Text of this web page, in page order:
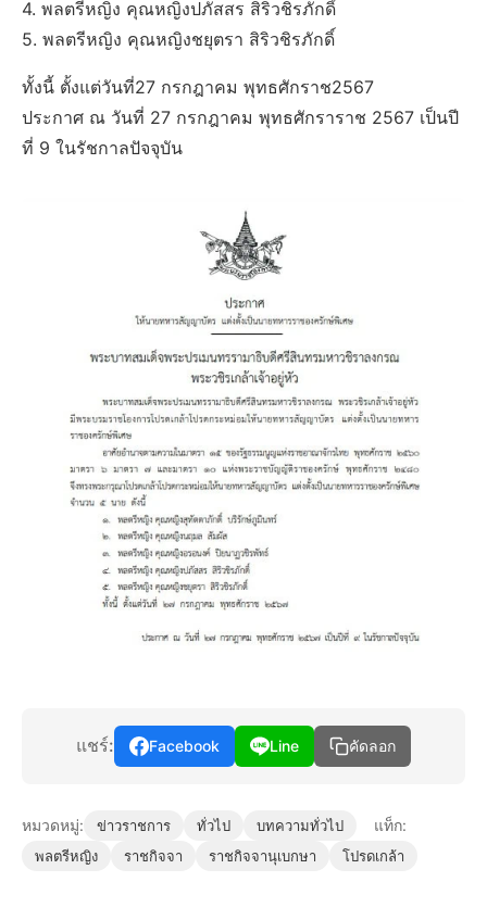
4. พลตรีหญิง คุณหญิงปภัสสร สิริวชิรภักดิ์
5. พลตรีหญิง คุณหญิงชยุตรา สิริวชิรภักดิ์
ทั้งนี้ ตั้งแต่วันที่27 กรกฎาคม พุทธศักราช2567
ประกาศ ณ วันที่ 27 กรกฎาคม พุทธศักราราช 2567 เป็นปี
ที่ 9 ในรัชกาลปัจจุบัน
แชร์: Facebook Line คัดลอก
หมวดหมู่: ข่าวราชการ ทั่วไป บทความทั่วไป แท็ก:
พลตรีหญิง ราชกิจจา ราชกิจจานุเบกษา โปรดเกล้า